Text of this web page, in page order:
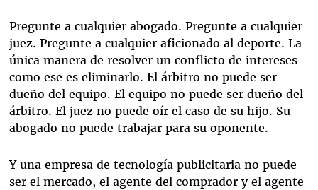
Pregunte a cualquier abogado. Pregunte a cualquier
juez. Pregunte a cualquier aficionado al deporte. La
única manera de resolver un conflicto de intereses
como ese es eliminarlo. El árbitro no puede ser
dueño del equipo. El equipo no puede ser dueño del
árbitro. El juez no puede oír el caso de su hijo. Su
abogado no puede trabajar para su oponente.
Y una empresa de tecnología publicitaria no puede
ser el mercado, el agente del comprador y el agente